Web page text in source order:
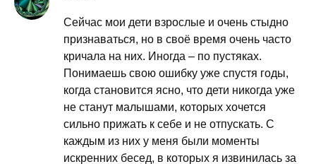
Сейчас мои дети взрослые и очень стыдно
признаваться, но в своё время очень часто
кричала на них. Иногда – по пустяках.
Понимаешь свою ошибку уже спустя годы,
когда становится ясно, что дети никогда уже
не станут малышами, которых хочется
сильно прижать к себе и не отпускать. С
каждым из них у меня были моменты
искренних бесед, в которых я извинилась за